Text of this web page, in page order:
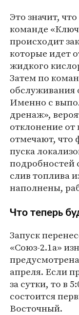
Это значит,
команде
происходит
которые идет
жидкого
Затем по
обслуживания
Именно с
дренаж»,
отклонение
отмечают, что
пуска
подробностей
слив топлива
наполнены,
Что теперь
Запуск
«Союз-2.1а»
предусмотрена
апреля. Если
за сутки, то в
состоится
Восточный.